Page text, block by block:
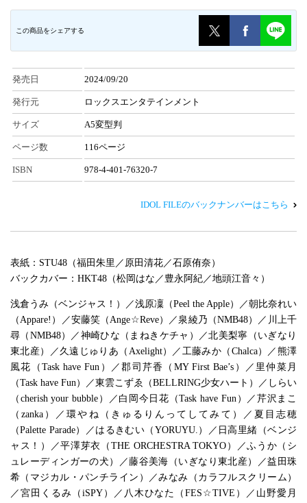
この商品をシェアする
発売日 2024/09/20
発行元 ロックスエンタテインメント
サイズ A5変型判
ページ数 116ページ
ISBN 978-4-401-76320-7
IDOL FILEのバックナンバーはこちら
表紙：STU48（福田朱里／原田清花／石原侑奈）
バックカバー：HKT48（松岡はな／豊永阿紀／地頭江音々）
浅倉うみ（ベンジャス！）／浅原凜（Peel the Apple）／朝比奈れい
（Appare!）／安藤笑（Ange☆Reve）／泉綾乃（NMB48）／川上千
尋（NMB48）／神崎ひな（まねきケチャ）／北美梨寧（いぎなり
東北産）／久遠じゅりあ（Axelight）／工藤みか（Chalca）／熊澤
風花（Task have Fun）／郡司芹香（MY First Bae’s）／里仲菜月
（Task have Fun）／東雲こずゑ（BELLRING少女ハート）／しらい
（cherish your bubble）／白岡今日花（Task have Fun）／芹沢まこ
（zanka）／環やね（きゅるりんってしてみて）／夏目志穂
（Palette Parade）／はるきむい（YORUYU.）／日高里緒（ベンジ
ャス！）／平澤芽衣（THE ORCHESTRA TOKYO）／ふうか（シ
ュレーディンガーの犬）／藤谷美海（いぎなり東北産）／益田珠
希（マジカル・パンチライン）／みなみ（カラフルスクリーム）
／宮田くるみ（iSPY）／八木ひなた（FES☆TIVE）／山野愛月